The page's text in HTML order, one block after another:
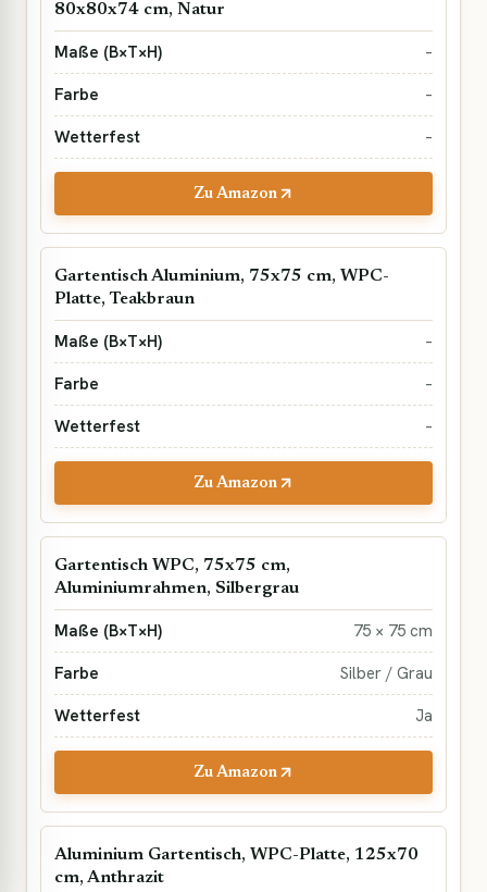
80x80x74 cm, Natur
–
–
–
Zu Amazon
Gartentisch Aluminium, 75x75 cm, WPC-
Platte, Teakbraun
–
–
–
Zu Amazon
Gartentisch WPC, 75x75 cm,
Aluminiumrahmen, Silbergrau
75 × 75 cm
Silber / Grau
Ja
Zu Amazon
Aluminium Gartentisch, WPC-Platte, 125x70
cm, Anthrazit